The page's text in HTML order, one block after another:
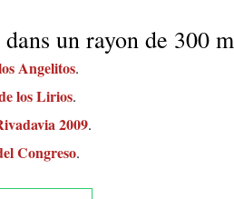
un rayon de 300
Angelitos.
los Lirios.
2009.
Congreso.